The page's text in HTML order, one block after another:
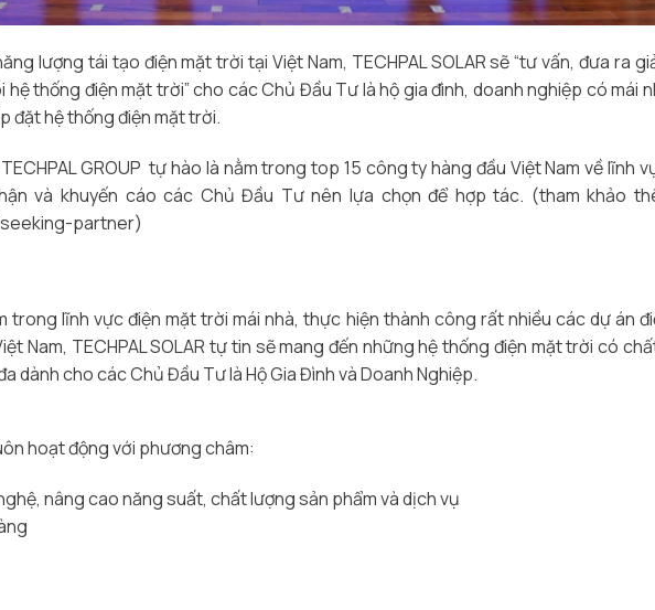
lượng tái tạo điện mặt trời tại Việt Nam, TECHPAL SOLAR sẽ “tư vấn, đưa ra
thống điện mặt trời” cho các Chủ Đầu Tư là hộ gia đình, doanh nghiệp có mái
đặt hệ thống điện mặt trời.
TECHPAL GROUP tự hào là nằm trong top 15 công ty hàng đầu Việt Nam về lĩnh
và khuyến cáo các Chủ Đầu Tư nên lựa chọn để hợp tác. (tham khảo
partner)
trong lĩnh vực điện mặt trời mái nhà, thực hiện thành công rất nhiều các dự án
Nam, TECHPAL SOLAR tự tin sẽ mang đến những hệ thống điện mặt trời có
dành cho các Chủ Đầu Tư là Hộ Gia Đình và Doanh Nghiệp.
hoạt động với phương châm:
nâng cao năng suất, chất lượng sản phẩm và dịch vụ